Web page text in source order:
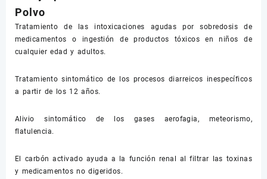
Polvo
Tratamiento de las intoxicaciones agudas por sobredosis de
medicamentos o ingestión de productos tóxicos en niños de
cualquier edad y adultos.
Tratamiento sintomático de los procesos diarreicos inespecíficos
a partir de los 12 años.
Alivio sintomático de los gases aerofagia, meteorismo,
flatulencia.
El carbón activado ayuda a la función renal al filtrar las toxinas
y medicamentos no digeridos.